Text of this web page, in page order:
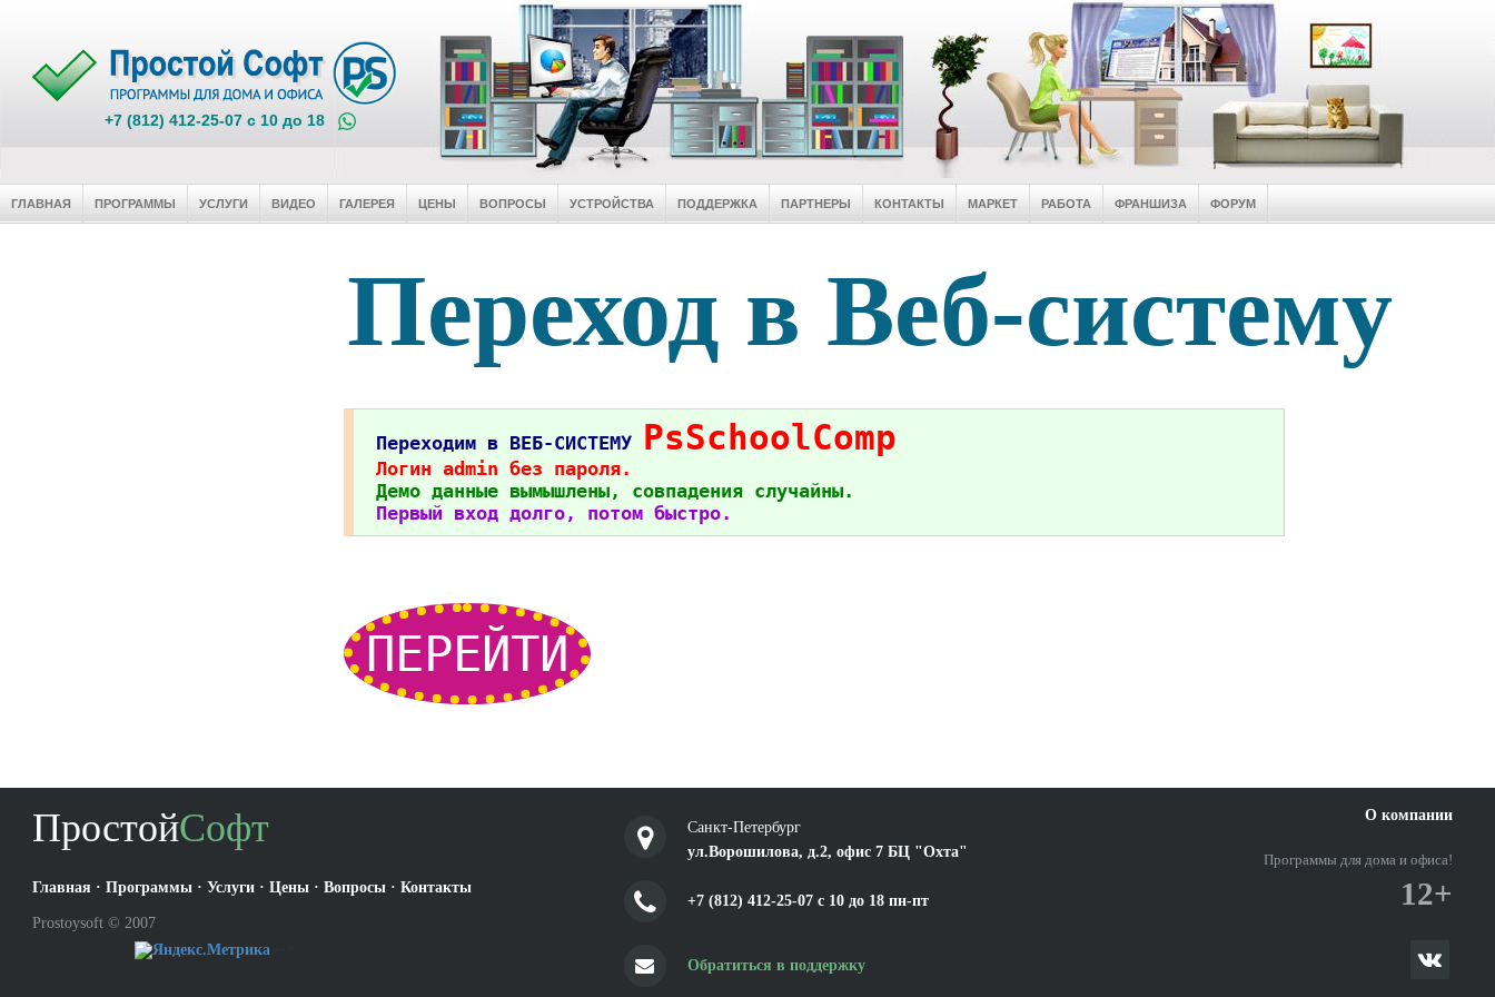
+7 (812) 412-25-07 c 10 до 18
ГЛАВНАЯ ПРОГРАММЫ УСЛУГИ ВИДЕО ГАЛЕРЕЯ ЦЕНЫ ВОПРОСЫ УСТРОЙСТВА ПОДДЕРЖКА ПАРТНЕРЫ КОНТАКТЫ МАРКЕТ РАБОТА ФРАНШИЗА ФОРУМ
Переход в Веб-систему
Переходим в ВЕБ-СИСТЕМУ PsSchoolComp
Логин admin без пароля.
Демо данные вымышлены, совпадения случайны.
Первый вход долго, потом быстро.
ПЕРЕЙТИ
ПростойСофт
Главная · Программы · Услуги · Цены · Вопросы · Контакты
Prostoysoft © 2007
Санкт-Петербург
ул.Ворошилова, д.2, офис 7 БЦ "Охта"
+7 (812) 412-25-07 c 10 до 18 пн-пт
Обратиться в поддержку
О компании
Программы для дома и офиса!
12+